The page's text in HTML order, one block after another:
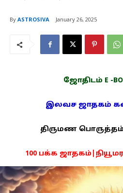
By ASTROSIVA January 26, 2025
ஜோதிடம் E -
இலவச ஜாதகம்
திருமண பொருத்தம்
100 பக்க
PDF -